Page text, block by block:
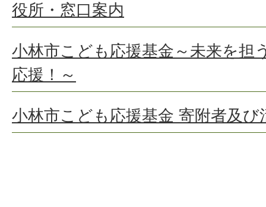
役所・窓口案内
小林市こども応援基金～未来を担
応援！～
小林市こども応援基金 寄附者及び